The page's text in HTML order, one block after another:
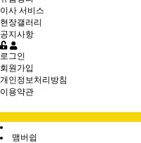
이사 서비스
현장갤러리
공지사항
로그인
회원가입
개인정보처리방침
이용약관
맴버쉽